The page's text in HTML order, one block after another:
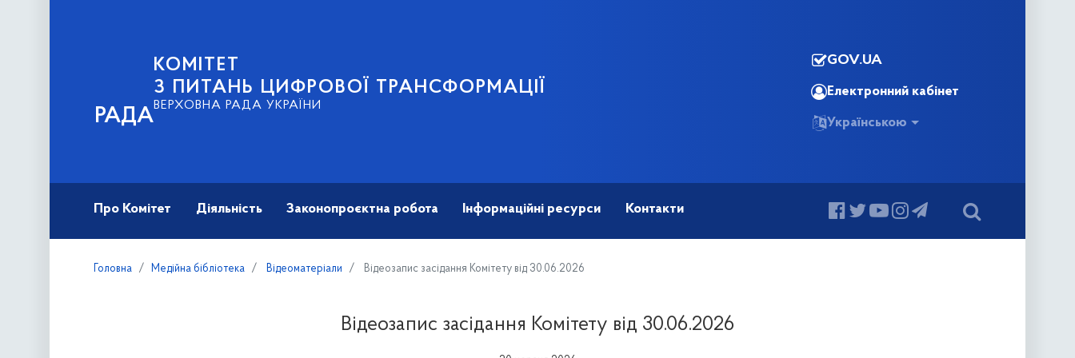
РАДА
КОМІТЕТ
З ПИТАНЬ ЦИФРОВОЇ ТРАНСФОРМАЦІЇ
ВЕРХОВНА РАДА УКРАЇНИ
GOV.UA
Електронний кабінет
Українською
Про Комітет Діяльність Законопроєктна робота Інформаційні ресурси Контакти
Головна Медійна бібліотека Відеоматеріали Відеозапис засідання Комітету від 30.06.2026
Відеозапис засідання Комітету від 30.06.2026